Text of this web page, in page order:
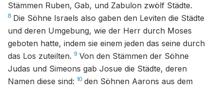
Stämmen Ruben, Gab, und Zabulon zwölf Städte.
8 Die Söhne Israels also gaben den Leviten die Städte
und deren Umgebung, wie der Herr durch Moses
geboten hatte, indem sie einem jeden das seine durch
das Los zuteilten. 9 Von den Stämmen der Söhne
Judas und Simeons gab Josue die Städte, deren
Namen diese sind: 10 den Söhnen Aarons aus dem